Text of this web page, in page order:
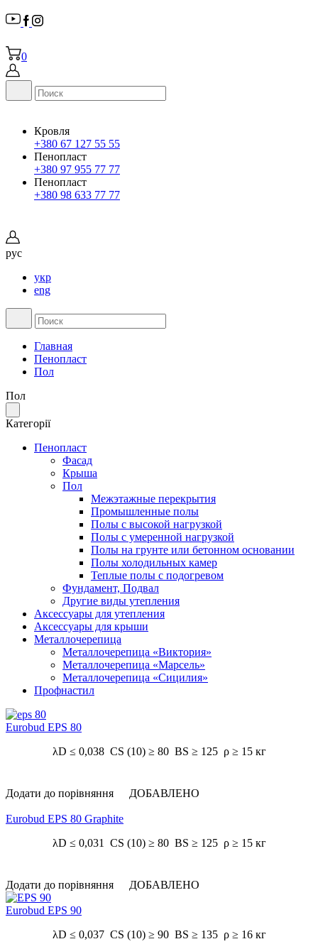
0
Кровля
+380 67 127 55 55
Пенопласт
+380 97 955 77 77
Пенопласт
+380 98 633 77 77
рус
укр
eng
Главная
Пенопласт
Пол
Пол
Категорії
Пенопласт
Фасад
Крыша
Пол
Межэтажные перекрытия
Промышленные полы
Полы с высокой нагрузкой
Полы с умеренной нагрузкой
Полы на грунте или бетонном основании
Полы холодильных камер
Теплые полы с подогревом
Фундамент, Подвал
Другие виды утепления
Аксессуары для утепления
Аксессуары для крыши
Металлочерепица
Металлочерепица «Виктория»
Металлочерепица «Марсель»
Металлочерепица «Сицилия»
Профнастил
Eurobud EPS 80
λD ≤ 0,038 CS (10) ≥ 80 BS ≥ 125 ρ ≥ 15 кг
Додати до порівняння ДОБАВЛЕНО
Eurobud EPS 80 Graphite
λD ≤ 0,031 CS (10) ≥ 80 BS ≥ 125 ρ ≥ 15 кг
Додати до порівняння ДОБАВЛЕНО
Eurobud EPS 90
λD ≤ 0,037 CS (10) ≥ 90 BS ≥ 135 ρ ≥ 16 кг